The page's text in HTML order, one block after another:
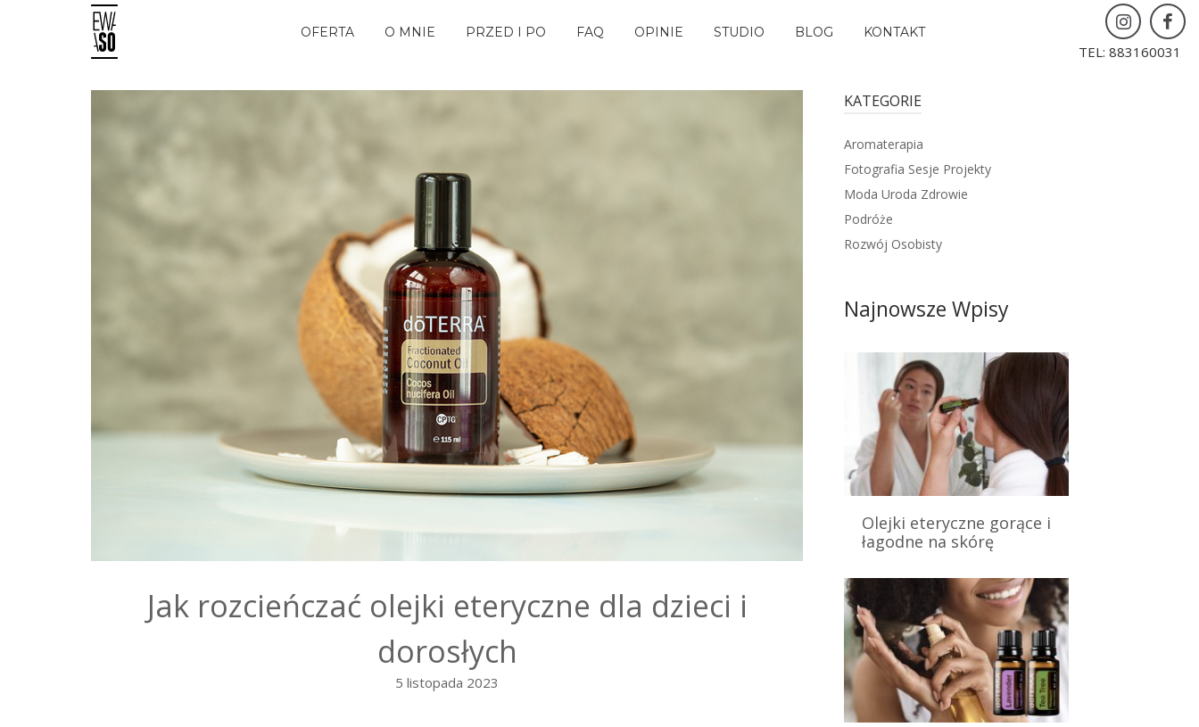
OFERTA O MNIE PRZED I PO FAQ OPINIE STUDIO BLOG KONTAKT
TEL: 883160031
Jak rozcieńczać olejki eteryczne dla dzieci i
dorosłych
5 listopada 2023
KATEGORIE
Aromaterapia
Fotografia Sesje Projekty
Moda Uroda Zdrowie
Podróże
Rozwój Osobisty
Najnowsze Wpisy
Olejki eteryczne gorące i
łagodne na skórę
#aromaterapia Poznań
#doterra Poznań
8 listopada 2024